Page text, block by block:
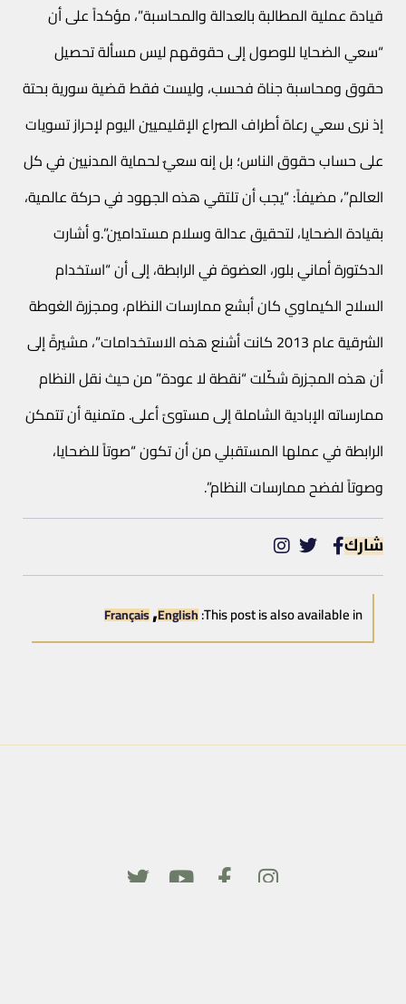
قيادة عملية المطالبة بالعدالة والمحاسبة”، مؤكداً على أن
“سعي الضحايا للوصول إلى حقوقهم ليس مسألة تحصيل
حقوق ومحاسبة جناة فحسب، وليست فقط قضية سورية بحتة
إذ نرى سعي رعاة أطراف الصراع الإقليميين اليوم لإحراز تسويات
على حساب حقوق الناس؛ بل إنه سعيٌ لحماية المدنيين في كل
العالم”، مضيفاً: “يجب أن تلتقي هذه الجهود في حركة عالمية،
بقيادة الضحايا، لتحقيق عدالة وسلام مستدامين”.و أشارت
الدكتورة أماني بلور، العضوة في الرابطة، إلى أن “استخدام
السلاح الكيماوي كان أبشع ممارسات النظام، ومجزرة الغوطة
الشرقية عام 2013 كانت أشنع هذه الاستخدامات”، مشيرةً إلى
أن هذه المجزرة شكّلت “نقطة لا عودة” من حيث نقل النظام
ممارساته الإبادية الشاملة إلى مستوىً أعلى. متمنية أن تتمكن
الرابطة في عملها المستقبلي من أن تكون “صوتاً للضحايا،
وصوتاً لفضح ممارسات النظام”.
شارك
This post is also available in:
English
Français